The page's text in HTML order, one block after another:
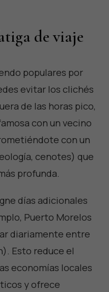
de viaje
populares por
evitar los clichés
de las horas pico,
con un vecino
con un
cenotes) que
profunda.
días adicionales
Puerto Morelos
diariamente entre
Esto reduce el
economías locales
y ofrece